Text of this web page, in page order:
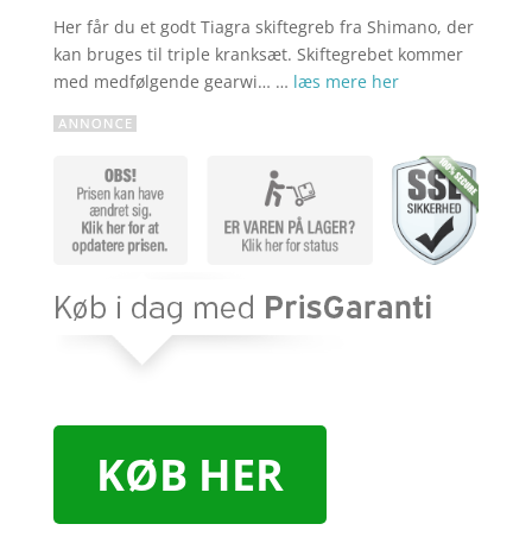
Her får du et godt Tiagra skiftegreb fra Shimano, der
kan bruges til triple kranksæt. Skiftegrebet kommer
med medfølgende gearwi… … læs mere her
KØB HER